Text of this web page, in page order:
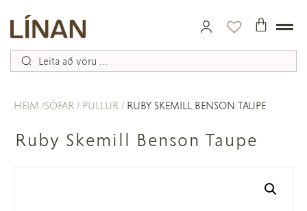
HEIM SÓFAR PULLUR RUBY SKEMILL BENSON TAUPE
Ruby Skemill Benson Taupe